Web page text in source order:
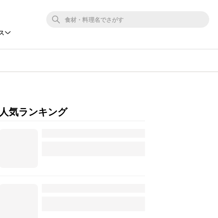
人気ランキング